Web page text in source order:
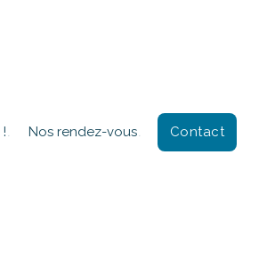
Nos rendez-vous Contact